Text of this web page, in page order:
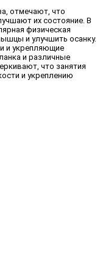
отмечают, что
их состояние. В
физическая
и улучшить осанку.
и укрепляющие
и различные
что занятия
и укреплению